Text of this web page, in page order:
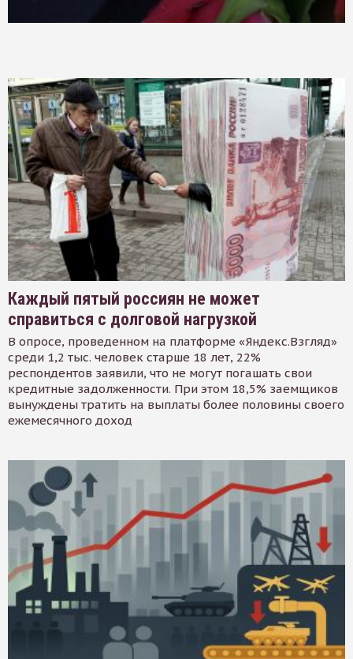
Каждый пятый россиян не может
справиться с долговой нагрузкой
В опросе, проведенном на платформе «Яндекс.Взгляд»
среди 1,2 тыс. человек старше 18 лет, 22%
респондентов заявили, что не могут погашать свои
кредитные задолженности. При этом 18,5% заемщиков
вынуждены тратить на выплаты более половины своего
ежемесячного доход